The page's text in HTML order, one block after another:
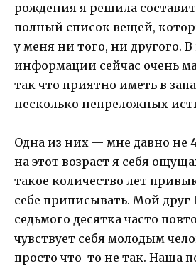
рождения я решила
полный список вещей,
у меня ни того, ни другого. В
информации сейчас очень
так что приятно иметь в
несколько непреложных
Одна из них — мне давно не
на этот возраст я себя
такое количество лет
себе приписывать. Мой друг
седьмого десятка часто
чувствует себя молодым
просто что-то не так. Наша